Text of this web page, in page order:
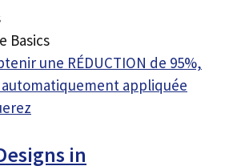
Basics
une RÉDUCTION de 95%,
appliquée
in